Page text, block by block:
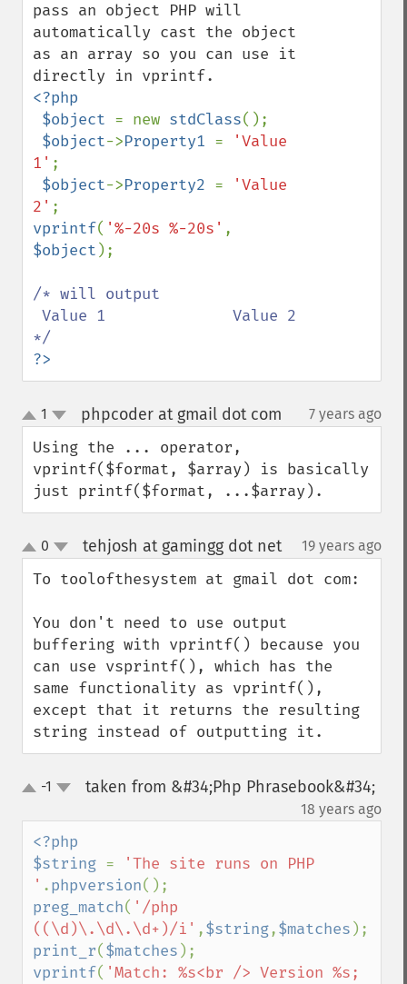
pass an object PHP will
automatically cast the object
as an array so you can use it
<?php
$object = new stdClass();
$object->Property1 =
'Value
1' ;
$object->Property2 =
'Value
2'
vprintf( '%-20s %-20s'
$object );
/* will output
?>
up
down
1 phpcoder at gmail dot com 7 years ago
Using the ... operator,
vprintf($format, $array) is basically
just printf($format, ...$array).
up
down
0 tehjosh at gamingg dot net¶ 19 years ago
To toolofthesystem at gmail dot com:
You don't need to use output
buffering with vprintf() because you
can use vsprintf(), which has the
same functionality as vprintf(),
except that it returns the resulting
string instead of outputting it.
up-1 taken from &#34;Php Phrasebook&#34;
18 years ago
<?php
$string =
'The site runs on PHP
' .phpversion
preg_match( '/php
((\d)\.\d\.\d+)/i' ,$string,$matches
print_r($matches
vprintf( 'Match: %s<br /> Version %s;